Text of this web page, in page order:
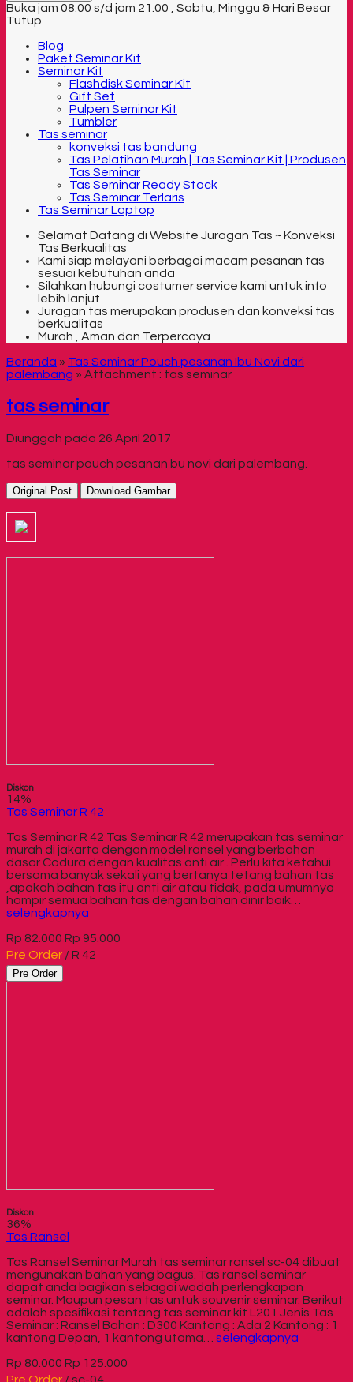
Buka jam 08.00 s/d jam 21.00 , Sabtu, Minggu & Hari Besar
Tutup
Blog
Paket Seminar Kit
Seminar Kit
Flashdisk Seminar Kit
Gift Set
Pulpen Seminar Kit
Tumbler
Tas seminar
konveksi tas bandung
Tas Pelatihan Murah | Tas Seminar Kit | Produsen
Tas Seminar
Tas Seminar Ready Stock
Tas Seminar Terlaris
Tas Seminar Laptop
Selamat Datang di Website Juragan Tas ~ Konveksi
Tas Berkualitas
Kami siap melayani berbagai macam pesanan tas
sesuai kebutuhan anda
Silahkan hubungi costumer service kami untuk info
lebih lanjut
Juragan tas merupakan produsen dan konveksi tas
berkualitas
Murah , Aman dan Terpercaya
Beranda » Tas Seminar Pouch pesanan Ibu Novi dari
palembang » Attachment : tas seminar
tas seminar
Diunggah pada 26 April 2017
tas seminar pouch pesanan bu novi dari palembang.
Original Post Download Gambar
Diskon
14%
Tas Seminar R 42
Tas Seminar R 42 Tas Seminar R 42 merupakan tas seminar
murah di jakarta dengan model ransel yang berbahan
dasar Codura dengan kualitas anti air . Perlu kita ketahui
bersama banyak sekali yang bertanya tetang bahan tas
,apakah bahan tas itu anti air atau tidak, pada umumnya
hampir semua bahan tas dengan bahan dinir baik…
selengkapnya
Rp 82.000 Rp 95.000
Pre Order / R 42
Pre Order
Diskon
36%
Tas Ransel
Tas Ransel Seminar Murah tas seminar ransel sc-04 dibuat
mengunakan bahan yang bagus. Tas ransel seminar
dapat anda bagikan sebagai wadah perlengkapan
seminar. Maupun pesan tas untuk souvenir seminar. Berikut
adalah spesifikasi tentang tas seminar kit L201 Jenis Tas
Seminar : Ransel Bahan : D300 Kantong : Ada 2 Kantong : 1
kantong Depan, 1 kantong utama… selengkapnya
Rp 80.000 Rp 125.000